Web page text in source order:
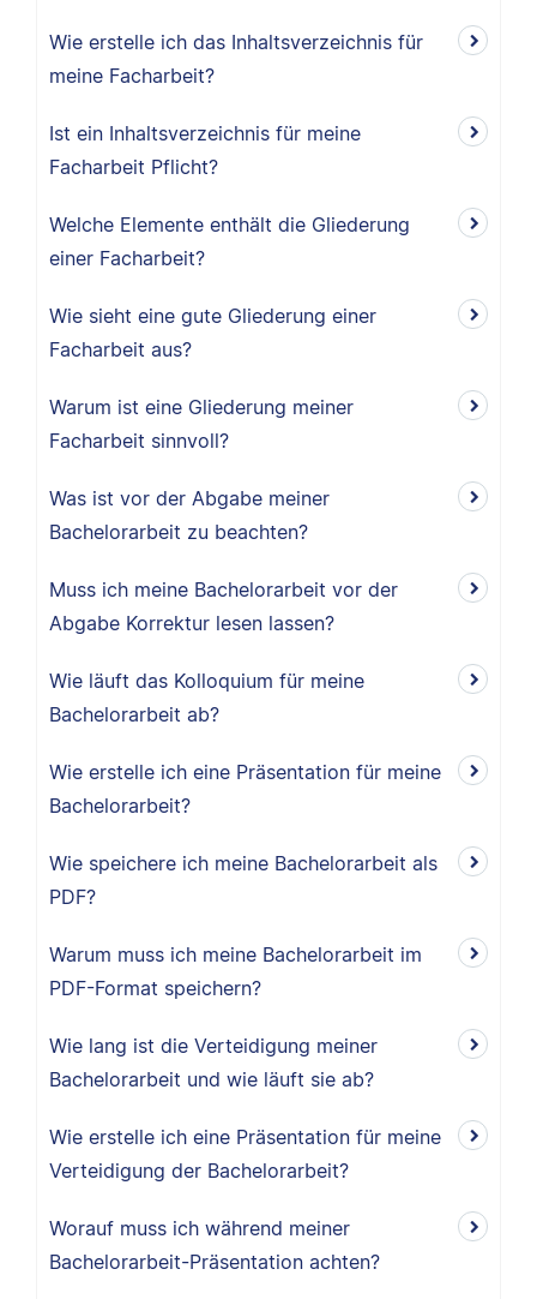
Wie erstelle ich das Inhaltsverzeichnis für
meine Facharbeit?
Ist ein Inhaltsverzeichnis für meine
Facharbeit Pflicht?
Welche Elemente enthält die Gliederung
einer Facharbeit?
Wie sieht eine gute Gliederung einer
Facharbeit aus?
Warum ist eine Gliederung meiner
Facharbeit sinnvoll?
Was ist vor der Abgabe meiner
Bachelorarbeit zu beachten?
Muss ich meine Bachelorarbeit vor der
Abgabe Korrektur lesen lassen?
Wie läuft das Kolloquium für meine
Bachelorarbeit ab?
Wie erstelle ich eine Präsentation für meine
Bachelorarbeit?
Wie speichere ich meine Bachelorarbeit als
PDF?
Warum muss ich meine Bachelorarbeit im
PDF-Format speichern?
Wie lang ist die Verteidigung meiner
Bachelorarbeit und wie läuft sie ab?
Wie erstelle ich eine Präsentation für meine
Verteidigung der Bachelorarbeit?
Worauf muss ich während meiner
Bachelorarbeit-Präsentation achten?